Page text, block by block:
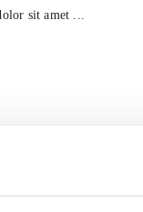
sit amet ...